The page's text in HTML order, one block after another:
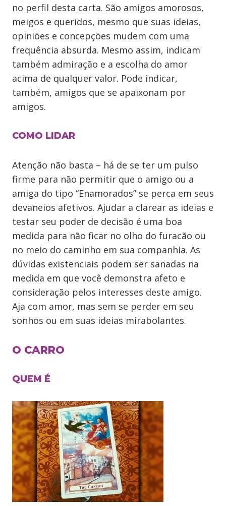
no perfil desta carta. São amigos amorosos,
meigos e queridos, mesmo que suas ideias,
opiniões e concepções mudem com uma
frequência absurda. Mesmo assim, indicam
também admiração e a escolha do amor
acima de qualquer valor. Pode indicar,
também, amigos que se apaixonam por
amigos.
COMO LIDAR
Atenção não basta – há de se ter um pulso
firme para não permitir que o amigo ou a
amiga do tipo “Enamorados” se perca em seus
devaneios afetivos. Ajudar a clarear as ideias e
testar seu poder de decisão é uma boa
medida para não ficar no olho do furacão ou
no meio do caminho em sua companhia. As
dúvidas existenciais podem ser sanadas na
medida em que você demonstra afeto e
consideração pelos interesses deste amigo.
Aja com amor, mas sem se perder em seu
sonhos ou em suas ideias mirabolantes.
O CARRO
QUEM É